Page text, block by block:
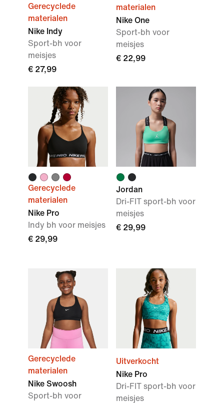
Gerecyclede
materialen
Nike Indy
Sport-bh voor
meisjes
€ 27,99
materialen
Nike One
Sport-bh voor
meisjes
€ 22,99
Gerecyclede
materialen
Nike Pro
Indy bh voor meisjes
€ 29,99
Jordan
Dri-FIT sport-bh voor
meisjes
€ 29,99
Gerecyclede
materialen
Nike Swoosh
Sport-bh voor
Uitverkocht
Nike Pro
Dri-FIT sport-bh voor
meisjes